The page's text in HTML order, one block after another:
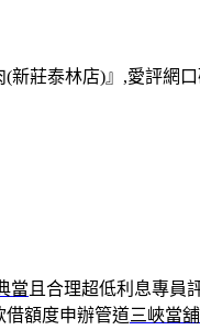
莊泰林店)』,愛評網
當 且合理超低利息專員
借額度申辦管道三峽當舖